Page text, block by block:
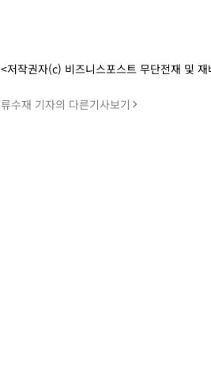
<저작권자(c) 비즈니스포스트 무단전재 및
류수재 기자의 다른기사보기